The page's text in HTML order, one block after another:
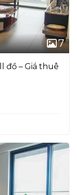
7
đồ – Giá thuê